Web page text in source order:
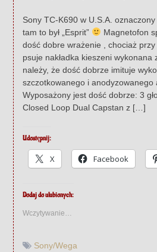
Sony TC-K690 w U.S.A.
tam to był „Esprit”
Magnetofon
dość dobre wrażenie , chociaż
psuje nakładka kieszeni wykonana
należy, że dość dobrze imituje
szczotkowanego i anodyzowanego
Wyposażony jest dość dobrze: 3
Closed Loop Dual Capstan z […]
Udostępnij:
X Facebook
Dodaj do ulubionych:
Wczytywanie…
Sony/Wega